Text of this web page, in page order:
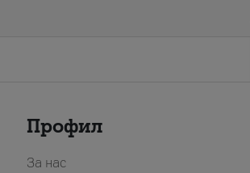
Профил
За нас